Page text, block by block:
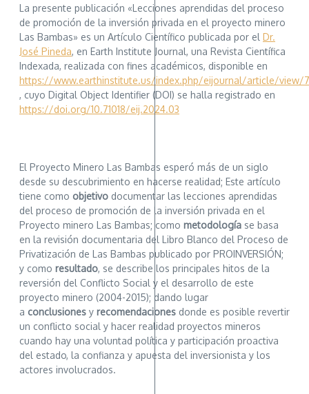
La presente publicación «Lecciones aprendidas del proceso
de promoción de la inversión privada en el proyecto minero
Las Bambas» es un Artículo Científico publicada por el Dr.
José Pineda, en Earth Institute Journal, una Revista Científica
Indexada, realizada con fines académicos, disponible en
https://www.earthinstitute.us/index.php/eijournal/article/view/7
, cuyo Digital Object Identifier (DOI) se halla registrado en
https://doi.org/10.71018/eij.2024.03
El Proyecto Minero Las Bambas esperó más de un siglo
desde su descubrimiento en hacerse realidad; Este artículo
tiene como objetivo documentar las lecciones aprendidas
del proceso de promoción de la inversión privada en el
Proyecto minero Las Bambas; como metodología se basa
en la revisión documentaria del Libro Blanco del Proceso de
Privatización de Las Bambas publicado por PROINVERSIÓN;
y como resultado, se describe los principales hitos de la
reversión del Conflicto Social y el desarrollo de este
proyecto minero (2004-2015); dando lugar
a conclusiones y recomendaciones donde es posible revertir
un conflicto social y hacer realidad proyectos mineros
cuando hay una voluntad política y participación proactiva
del estado, la confianza y apuesta del inversionista y los
actores involucrados.